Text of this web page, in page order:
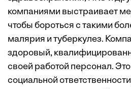
компаниями выстраивает
чтобы бороться с такими
малярия и туберкулез.
здоровый,
своей работой персонал.
социальной